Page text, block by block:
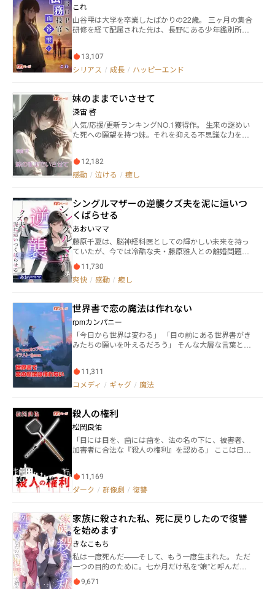
これ
山谷雫は大学を卒業したばかりの22歳。 三ヶ月の集合
研修を経て配属された先は、長野にある少年鑑別所だ
起こって……？
13,107
シリアス / 成長 / ハッピーエンド
妹のままでいさせて
深宙 啓
人気/応援/更新ランキングNO.1獲得作。 生来の謎めい
た死への願望を持つ妹。それを抑える不思議な力を持
愛くて、オタクで、少し変態で、そしてとても健気な
妹の物語。 ―――愛と感動の青春ものをお探しの方に
る不思議な力を持つ兄。 幼少期、常にその衝動に悩
む妹はある日、誰の目も届かぬ間に身投げを図る。
それを寸前で見つけ、命を張って制した兄は二度とそ
うならぬよう生涯を貫く魂の約束を誓い、心を打たれ
た妹はそれを受け入れて約束を結ぶ。 以来、妹は兄の
ために生きる事を誓う。 だが兄は順調に妹を守り続け
るも、中学1年のとある出来事から絶望を抱え込んでし
まい、苦しみ続けていた。 それを知る妹は負担になら
ぬように明るく振舞いながら懸命に尽くして兄を支
初めて気づいた。 兄に恋人や結婚相手になりうる存在
こそが、生涯見守り続けるという魂の約束を脅かすで
あろう事に。 妹は兄を慕うあまり自分の想いが禁断の
恋と自認しつつも踏み出す決心をする。 一方、誰と
付き合おうとも妹をその不思議な力で守り続ける約束
がちな恋愛の目で妹を見ることを避け、禁断の恋から
遠ざかろうとし、妹に諦めさせるつもりで普通の恋に
進もうとする。 だが逃げれば追いたくなるのが恋。
ける兄。 思い遣りと恋慕、隠した真の想い。 それらが
交錯する二人に次々起こる運命の荒波に翻弄され、や
がてとんでもない状況へと巻き込まれ……。 兄は妹を
守り切れるのか、妹は死なずにその衝動を乗り越える
事が出来るのか。 ―――――この作品タイトル『妹のまま
て、その違いをこの少女になったつもりで噛み締めて
みて貰えたら。 ※公募に出した時には妹の重さに『怖
12,182
感動 / 泣ける / 癒し
シングルマザーの逆襲――クズ夫を泥に這いつ
くばらせる
あおいママ
藤原千夏は、脳神経科医としての輝かしい未来を持っ
ていたが、今では冷酷な夫・藤原雅人との離婚問題に
直面し、家庭内での深刻な闘いが繰り広げられてい
る。仕事と家庭の板挟みで心身ともに疲弊し、義母や
義姉からの圧力に耐えながら、千夏は一歩一歩、自分
性として」、すべてを取り戻す覚悟が固まる。千夏
は、家庭内で傷ついた娘を守り、愛する人々に向き合
い、次第に冷徹な夫・雅人との対決に臨むこととな
る。複雑な感情と愛憎渦巻く中で、千夏の反撃が今、
始まる…。
11,730
爽快 / 感動 / 癒し
世界書で恋の魔法は作れない
rpmカンパニー
「今日から世界は変わる」 「目の前にある世界書がき
みたちの願いを叶えるだろう」 そんな大層な言葉とは
も、ましてや誰かを恋に落とす魔法なんて不可能。 で
も「不可能」は挑戦しない理由にならない。 消費MP
発想力で恋をつかみ取る！！
11,311
コメディ / ギャグ / 魔法
殺人の権利
松岡良佑
「目には目を、歯には歯を、法の名の下に、被害者、
加害者に合法な『殺人の権利』を認める」 ここは日本
ても良い。 『ハンムラビ法典方』即ち『仇討ち法』に
よって凄惨な復讐劇が幕を開ける――！ 数多の被害者によ
で復讐とは片腹痛いわ！」 ネオページの規則限界に挑
んだ作品になります。 完結作品なので、一気読みにど
うぞ！ 評価感想、お待ちしてます！ ※：登場人物の名
前は存在しない苗字や名前、名前に使うにはありえな
い漢字を使用しています。フィクションではあります
が同姓同名を防ぐ処置です。
11,169
ダーク / 群像劇 / 復讐
家族に殺された私、死に戻りしたので復讐
を始めます
きなこもち
私は一度死んだ——そして、もう一度生まれた。 ただ
一つの目的のために。七か月だけ私を“娘”と呼んだ一
条家への復讐。 物語の幕開け、わずか五分。 私は十億
の慰謝料と絶縁状を手にし、次の瞬間——「呪われて
9,671